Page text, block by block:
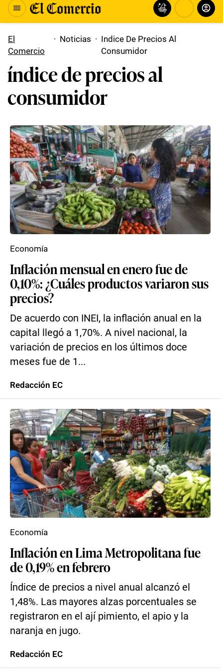
El
Comercio
· Noticias · Indice De Precios Al
Consumidor
índice de precios al
consumidor
Inflación mensual en enero fue de
0,10%: ¿Cuáles productos variaron sus
precios?
De acuerdo con INEI, la inflación anual en la
capital llegó a 1,70%. A nivel nacional, la
variación de precios en los últimos doce
meses fue de 1...
Economía
Redacción EC
Inflación en Lima Metropolitana fue
de 0,19% en febrero
Índice de precios a nivel anual alcanzó el
1,48%. Las mayores alzas porcentuales se
registraron en el ají pimiento, el apio y la
naranja en jugo.
Economía
Redacción EC